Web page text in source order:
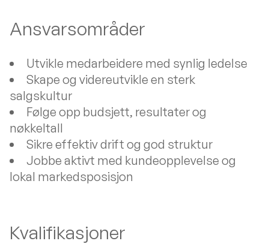
Ansvarsområder
Utvikle medarbeidere med synlig ledelse
Skape og videreutvikle en sterk
salgskultur
Følge opp budsjett, resultater og
nøkkeltall
Sikre effektiv drift og god struktur
Jobbe aktivt med kundeopplevelse og
lokal markedsposisjon
Kvalifikasjoner